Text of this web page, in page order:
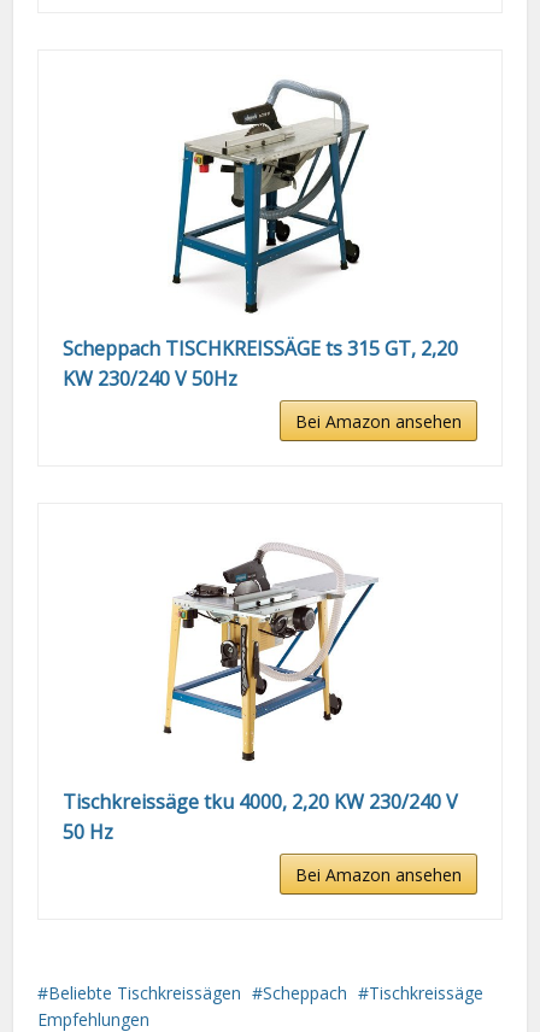
Scheppach TISCHKREISSÄGE ts 315 GT, 2,20
KW 230/240 V 50Hz
Bei Amazon ansehen
Tischkreissäge tku 4000, 2,20 KW 230/240 V
50 Hz
Bei Amazon ansehen
Beliebte Tischkreissägen Scheppach
Tischkreissäge
Empfehlungen